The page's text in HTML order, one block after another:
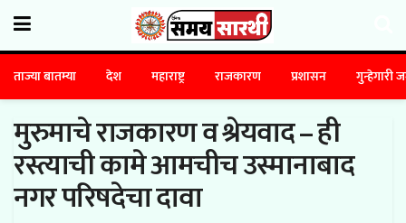
ताज्या बातम्या देश महाराष्ट्र राजकारण प्रशासन गुन्हेगारी
मुरुमाचे राजकारण व श्रेयवाद – ही
रस्त्याची कामे आमचीच उस्मानाबाद
नगर परिषदेचा दावा